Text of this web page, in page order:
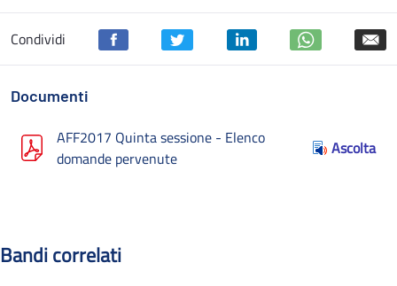
Condividi
Documenti
AFF2017 Quinta sessione - Elenco
domande pervenute
Ascolta
Bandi correlati